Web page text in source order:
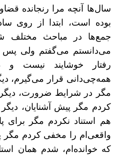
سال‌ها آنچه مرا رنجانده
بوده است، ابتدا از روی
جمع‌ها در مباحث مختلف
می‌دانستم می‌گفتم ولی پس
رفتار خوشایند نیست
همه‌چی‌دانی قرار می‌گیرم،
مگر در شرایط ضرورت،
کردم مگر پیش آشنایان،
هم استناد نکردم مگر
واقعی‌ام را مخفی کردم مگر
که خوانده‌ام، شدم همان